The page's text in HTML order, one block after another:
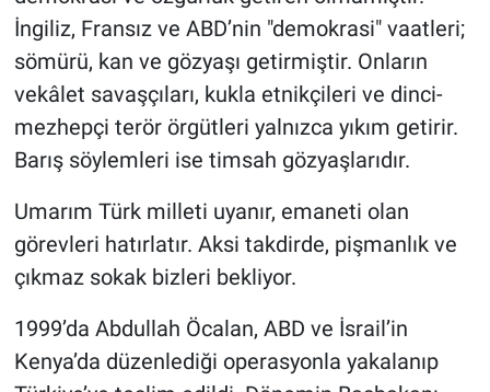
İngiliz, Fransız ve ABD’nin "demokrasi" vaatleri;
sömürü, kan ve gözyaşı getirmiştir. Onların
vekâlet savaşçıları, kukla etnikçileri ve dinci-
mezhepçi terör örgütleri yalnızca yıkım getirir.
Barış söylemleri ise timsah gözyaşlarıdır.
Umarım Türk milleti uyanır, emaneti olan
görevleri hatırlatır. Aksi takdirde, pişmanlık ve
çıkmaz sokak bizleri bekliyor.
1999’da Abdullah Öcalan, ABD ve İsrail’in
Kenya’da düzenlediği operasyonla yakalanıp